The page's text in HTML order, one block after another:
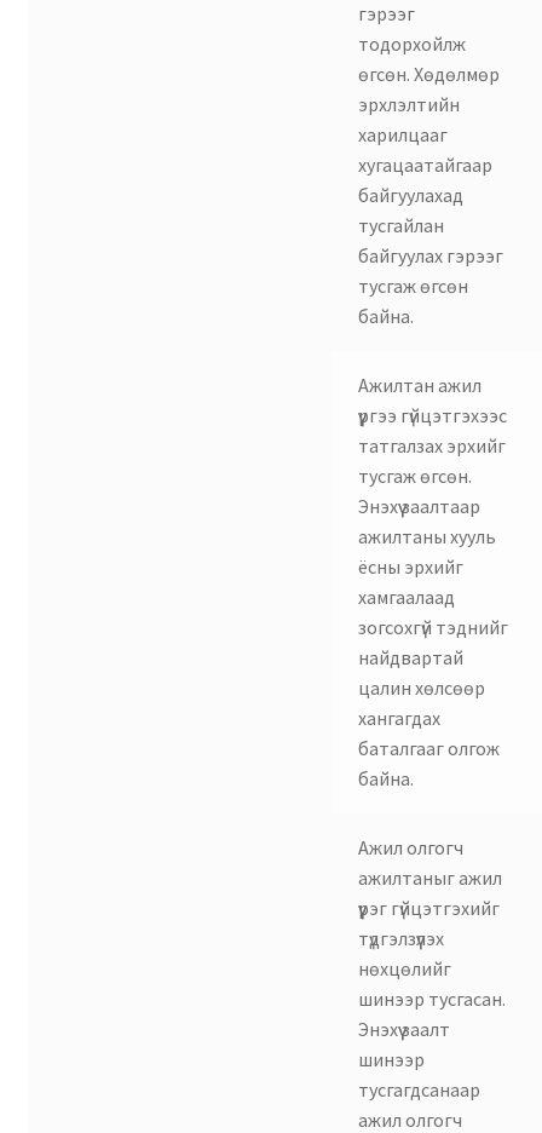
гэрээг
тодорхойлж
өгсөн. Хөдөлмөр
эрхлэлтийн
харилцааг
хугацаатайгаар
байгуулахад
тусгайлан
байгуулах гэрээг
тусгаж өгсөн
байна.
Ажилтан ажил
үүргээ гүйцэтгэхээс
татгалзах эрхийг
тусгаж өгсөн.
Энэхүү заалтаар
ажилтаны хууль
ёсны эрхийг
хамгаалаад
зогсохгүй тэднийг
найдвартай
цалин хөлсөөр
хангагдах
баталгааг олгож
байна.
Ажил олгогч
ажилтаныг ажил
үүрэг гүйцэтгэхийг
түдгэлзүүлэх
нөхцөлийг
шинээр тусгасан.
Энэхүү заалт
шинээр
тусгагдсанаар
ажил олгогч